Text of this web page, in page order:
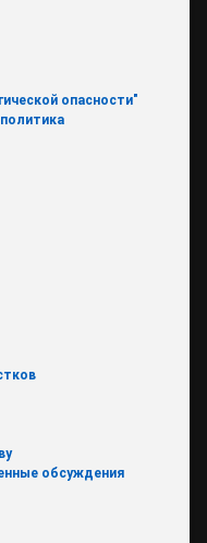
опасности"
обсуждения